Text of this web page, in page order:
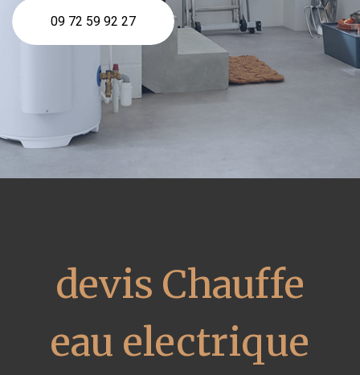
09 72 59 92 27
devis Chauffe
eau electrique